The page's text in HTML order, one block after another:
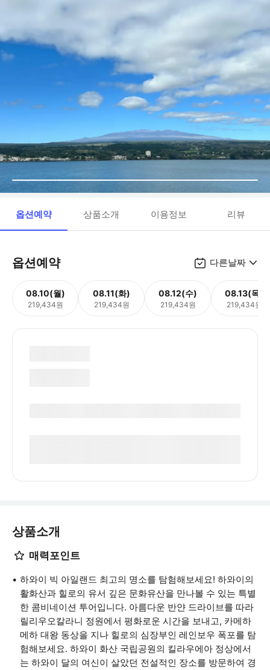
옵션예약 상품소개 이용정보 리뷰
옵션예약 다른날짜
08.10(월)
219,434원
08.11(화)
219,434원
08.12(수)
219,434원
08.13(목)
219,434원
상품소개
매력포인트
하와이 빅 아일랜드 최고의 명소를 탐험해보세요! 하와이의
활화산과 힐로의 유서 깊은 문화유산을 만나볼 수 있는 특별
한 콤비네이션 투어입니다. 아름다운 반얀 드라이브를 따라
릴리우오칼라니 정원에서 평화로운 시간을 보내고, 카메하
메하 대왕 동상을 지나 힐로의 심장부인 레인보우 폭포를 탐
험해보세요. 하와이 화산 국립공원의 킬라우에아 정상에서
는 하와이 달의 여신이 살았던 전설적인 장소를 방문하여 경